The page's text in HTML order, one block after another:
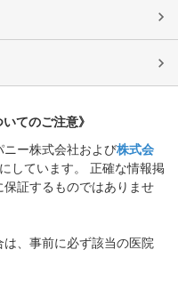
てのご注意》
ー株式会社および株式会
しています。 正確な情報掲
証するものではありませ
、事前に必ず該当の医院